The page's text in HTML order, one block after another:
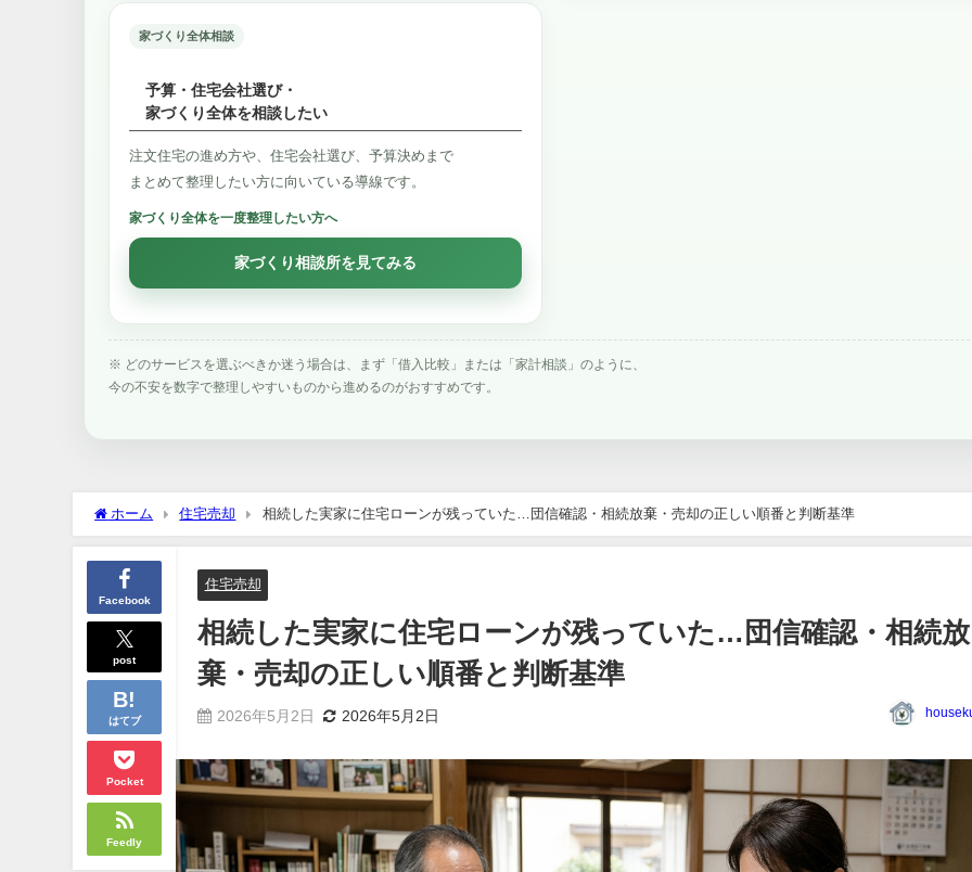
家づくり全体相談
予算・住宅会社選び・
家づくり全体を相談したい
注文住宅の進め方や、住宅会社選び、予算決めまで
まとめて整理したい方に向いている導線です。
家づくり全体を一度整理したい方へ
家づくり相談所を見てみる
※ どのサービスを選ぶべきか迷う場合は、まず「借入比較」または「家計相談」のように、
今の不安を数字で整理しやすいものから進めるのがおすすめです。
ホーム 住宅売却 相続した実家に住宅ローンが残っていた…団信確認・相続放棄・売却の正しい順番と判断基準
Facebook
post
はてブ
Pocket
Feedly
住宅売却
相続した実家に住宅ローンが残っていた…団信確認・相続放
棄・売却の正しい順番と判断基準
2026年5月2日 2026年5月2日